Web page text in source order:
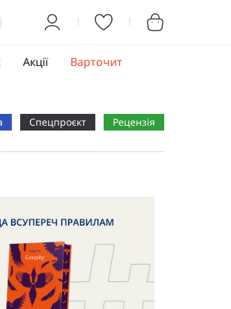
Акції Варточит
Спецпроєкт Рецензія